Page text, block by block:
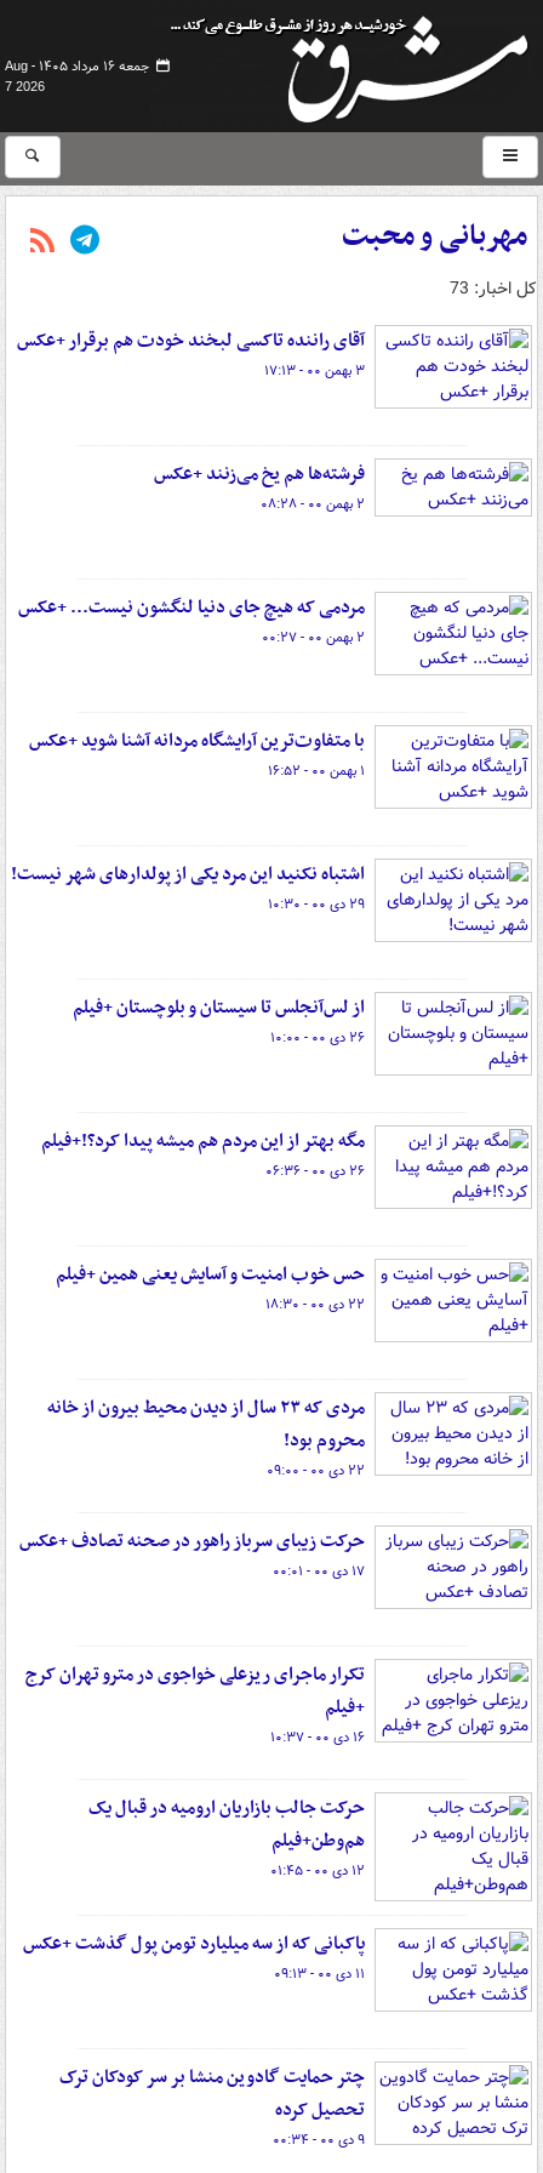
جمعه ۱۶ مرداد ۱۴۰۵ -
Aug
7 2026
مهربانی و محبت
کل اخبار: 73
آقای راننده تاکسی لبخند خودت هم برقرار +عکس
۳ بهمن ۰۰ - ۱۷:۱۳
فرشته‌ها هم یخ می‌زنند +عکس
۲ بهمن ۰۰ - ۰۸:۲۸
مردمی که هیچ جای دنیا لنگشون نیست... +عکس
۲ بهمن ۰۰ - ۰۰:۲۷
با متفاوت‌ترین آرایشگاه مردانه آشنا شوید +عکس
۱ بهمن ۰۰ - ۱۶:۵۲
اشتباه نکنید این مرد یکی از پولدارهای شهر نیست!
۲۹ دی ۰۰ - ۱۰:۳۰
از لس‌آنجلس تا سیستان و بلوچستان +فیلم
۲۶ دی ۰۰ - ۱۰:۰۰
مگه بهتر از این مردم هم میشه پیدا کرد؟!+فیلم
۲۶ دی ۰۰ - ۰۶:۳۶
حس خوب امنیت و آسایش یعنی همین +فیلم
۲۲ دی ۰۰ - ۱۸:۳۰
مردی که ۲۳ سال از دیدن محیط بیرون از خانه
محروم بود!
۲۲ دی ۰۰ - ۰۹:۰۰
حرکت زیبای سرباز راهور در صحنه تصادف +عکس
۱۷ دی ۰۰ - ۰۰:۰۱
تکرار ماجرای ریزعلی خواجوی در مترو تهران کرج
+فیلم
۱۶ دی ۰۰ - ۱۰:۳۷
حرکت جالب بازاریان ارومیه در قبال یک
هم‌وطن+فیلم
۱۲ دی ۰۰ - ۰۱:۴۵
پاکبانی که از سه میلیارد تومن پول گذشت +عکس
۱۱ دی ۰۰ - ۰۹:۱۳
چتر حمایت ‏گادوین منشا بر سر کودکان ترک
تحصیل کرده
۹ دی ۰۰ - ۰۰:۳۴